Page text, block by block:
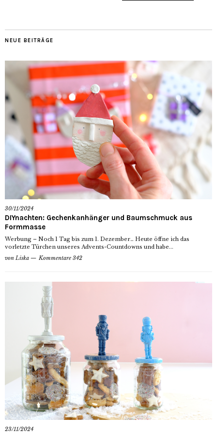
NEUE BEITRÄGE
30/11/2024
DIYnachten: Gechenkanhänger und Baumschmuck aus
Formmasse
Werbung – Noch 1 Tag bis zum 1. Dezember… Heute öffne ich das
vorletzte Türchen unseres Advents-Countdowns und habe...
von Liska Kommentare 342
23/11/2024